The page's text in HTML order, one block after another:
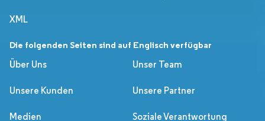
XML
Die folgenden Seiten sind auf Englisch verfügbar
Über Uns
Unser Team
Unsere Kunden Unsere Partner
Medien Soziale Verantwortung